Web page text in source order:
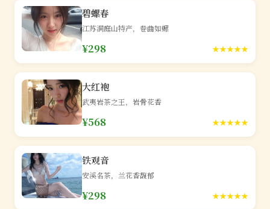
碧螺春
江苏洞庭山特产，卷曲如螺
¥298 ★★★★★
大红袍
武夷岩茶之王，岩骨花香
¥568 ★★★★★
铁观音
安溪名茶，兰花香馥郁
¥298 ★★★★★